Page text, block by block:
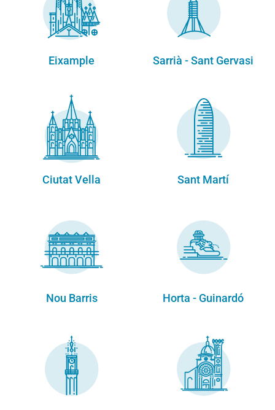
Eixample Sarrià - Sant Gervasi
Ciutat Vella Sant Martí
Nou Barris Horta - Guinardó